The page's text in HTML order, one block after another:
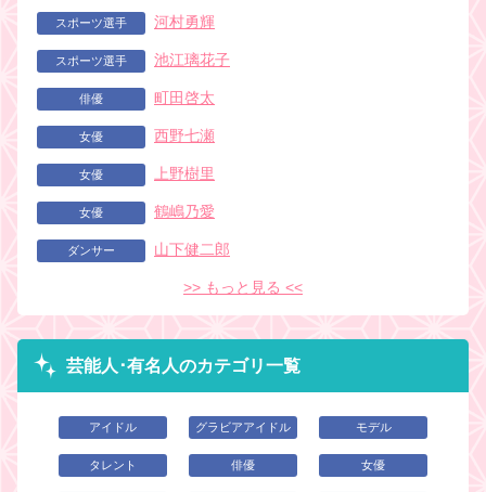
スポーツ選手 河村勇輝
スポーツ選手 池江璃花子
俳優 町田啓太
女優 西野七瀬
女優 上野樹里
女優 鶴嶋乃愛
ダンサー 山下健二郎
>> もっと見る <<
芸能人･有名人のカテゴリ一覧
アイドル グラビアアイドル モデル
タレント 俳優 女優